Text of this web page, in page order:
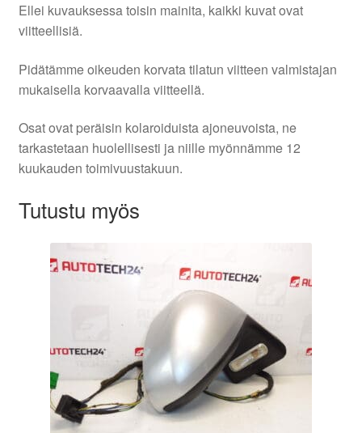
Ellei kuvauksessa toisin mainita, kaikki kuvat ovat
viitteellisiä.
Pidätämme oikeuden korvata tilatun viitteen valmistajan
mukaisella korvaavalla viitteellä.
Osat ovat peräisin kolaroiduista ajoneuvoista, ne
tarkastetaan huolellisesti ja niille myönnämme 12
kuukauden toimivuustakuun.
Tutustu myös